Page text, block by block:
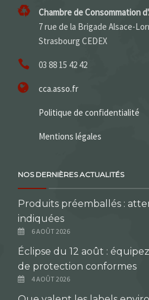
Chambre de Consommation
7 rue de la Brigade Alsace-
Strasbourg CEDEX
03 88 15 42 42
cca.asso.fr
Politique de confidentialité
Mentions légales
NOS DERNIÈRES ACTUALITÉS
Produits préemballés :
indiquées
6 AOÛT 2026
Éclipse du 12 août :
de protection conformes
4 AOÛT 2026